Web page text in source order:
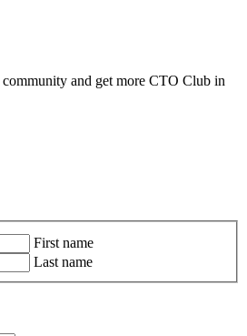
community and get more CTO Club in
First name
Last name